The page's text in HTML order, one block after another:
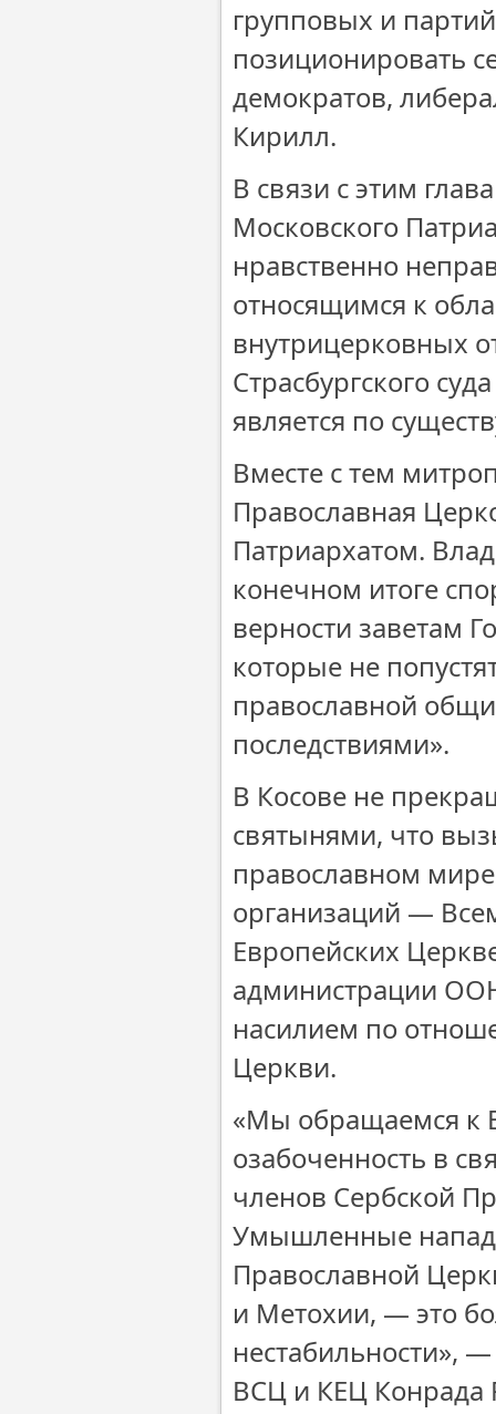
групповых и
позиционировать
демократов,
Кирилл.
В связи с этим
Московского
нравственно
относящимся к
внутрицерковных
Страсбургского
является по
Вместе с тем
Православная
Патриархатом.
конечном итоге
верности заветам
которые не
православной
последствиями».
В Косове не
святынями, что
православном
организаций —
Европейских
администрации
насилием по
Церкви.
«Мы обращаемся к
озабоченность в
членов Сербской
Умышленные
Православной
и Метохии, — это
нестабильности»,
ВСЦ и КЕЦ Конрада